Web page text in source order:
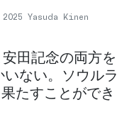
2025 Yasuda Kinen
田記念の両方を
ない。ソウルラ
たすことができ